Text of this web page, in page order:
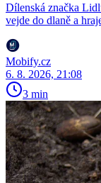
Dílenská značka
vejde do dlaně a
Mobify.cz
6. 8. 2026, 21:08
3 min